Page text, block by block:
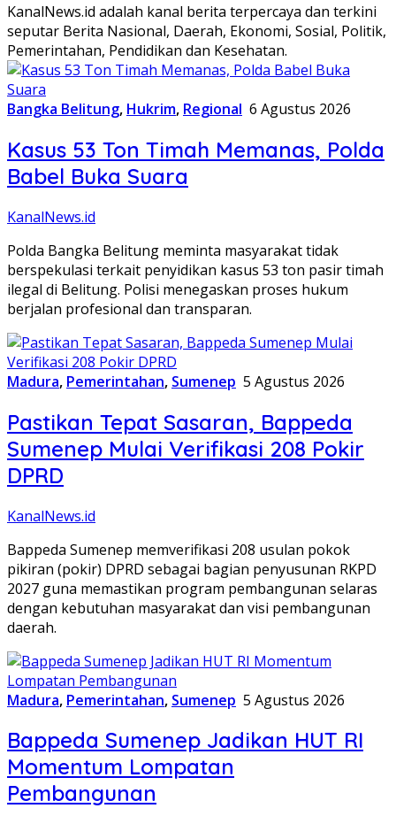
KanalNews.id adalah kanal berita terpercaya dan terkini
seputar Berita Nasional, Daerah, Ekonomi, Sosial, Politik,
Pemerintahan, Pendidikan dan Kesehatan.
Bangka Belitung, Hukrim, Regional 6 Agustus 2026
Kasus 53 Ton Timah Memanas, Polda
Babel Buka Suara
KanalNews.id
Polda Bangka Belitung meminta masyarakat tidak
berspekulasi terkait penyidikan kasus 53 ton pasir timah
ilegal di Belitung. Polisi menegaskan proses hukum
berjalan profesional dan transparan.
Madura, Pemerintahan, Sumenep 5 Agustus 2026
Pastikan Tepat Sasaran, Bappeda
Sumenep Mulai Verifikasi 208 Pokir
DPRD
KanalNews.id
Bappeda Sumenep memverifikasi 208 usulan pokok
pikiran (pokir) DPRD sebagai bagian penyusunan RKPD
2027 guna memastikan program pembangunan selaras
dengan kebutuhan masyarakat dan visi pembangunan
daerah.
Madura, Pemerintahan, Sumenep 5 Agustus 2026
Bappeda Sumenep Jadikan HUT RI
Momentum Lompatan
Pembangunan